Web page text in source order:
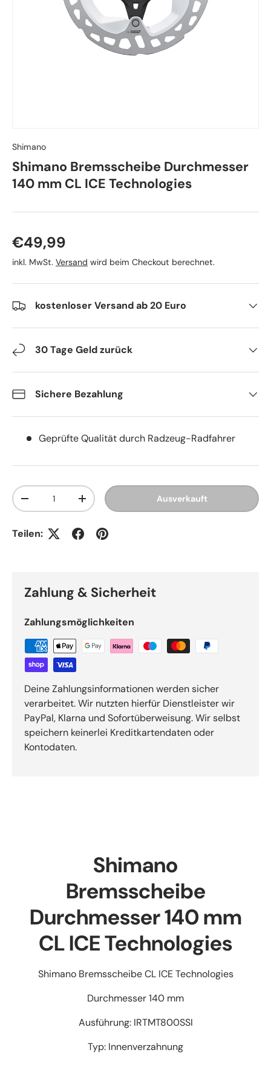
Shimano
Shimano Bremsscheibe Durchmesser
140 mm CL ICE Technologies
Normaler Preis
€49,99
inkl. MwSt. Versand wird beim Checkout berechnet.
kostenloser Versand ab 20 Euro
30 Tage Geld zurück
Sichere Bezahlung
Geprüfte Qualität durch Radzeug-Radfahrer
Anzahl
Menge verringernMenge erhöhen Ausverkauft
Teilen:
Zahlung & Sicherheit
Zahlungsmöglichkeiten
Deine Zahlungsinformationen werden sicher
verarbeitet. Wir nutzten hierfür Dienstleister wir
PayPal, Klarna und Sofortüberweisung. Wir selbst
speichern keinerlei Kreditkartendaten oder
Kontodaten.
Shimano
Bremsscheibe
Durchmesser 140 mm
CL ICE Technologies
Shimano Bremsscheibe CL ICE Technologies
Durchmesser 140 mm
Ausführung: IRTMT800SSI
Typ: Innenverzahnung